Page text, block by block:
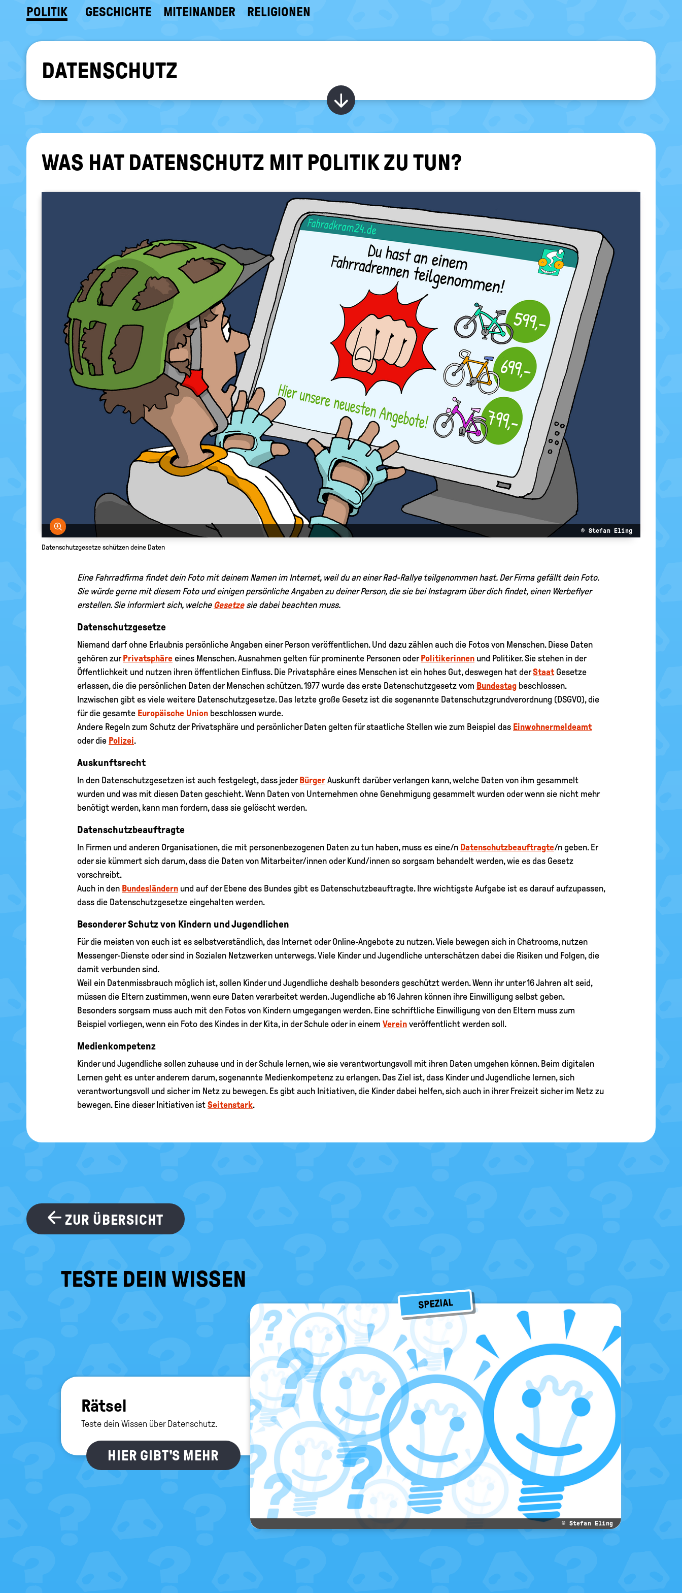
POLITIK GESCHICHTE MITEINANDER RELIGIONEN
DATENSCHUTZ
Kapitel ein-/ ausblenden
WAS HAT DA­TEN­SCHUTZ MIT PO­LI­TIK ZU TUN?
Bild vergrößern
© Stefan Eling
Datenschutzgesetze schützen deine Daten
Eine Fahrradfirma findet dein Foto mit deinem Namen im Internet, weil du an einer Rad-Rallye teilgenommen hast. Der Firma gefällt dein Foto.
Sie würde gerne mit diesem Foto und einigen persönliche Angaben zu deiner Person, die sie bei Instagram über dich findet, einen Werbeflyer
erstellen. Sie informiert sich, welche Gesetzesie dabei beachten muss.
Datenschutzgesetze
Niemand darf ohne Erlaubnis persönliche Angaben einer Person veröffentlichen. Und dazu zählen auch die Fotos von Menschen. Diese Daten
gehören zurPrivatsphäre eines Menschen. Ausnahmen gelten für prominente Personen oderPolitikerinnen und Politiker. Sie stehen in der
Öffentlichkeit und nutzen ihren öffentlichen Einfluss. Die Privatsphäre eines Menschen ist ein hohes Gut, deswegen hat derStaatGesetze
erlassen, die die persönlichen Daten der Menschen schützen. 1977 wurde das erste Datenschutzgesetz vom Bundestag beschlossen.
Inzwischen gibt es viele weitere Datenschutzgesetze. Das letzte große Gesetz ist die sogenannte Datenschutzgrundverordnung (DSGVO), die
für die gesamte Europäische Union beschlossen wurde.
Andere Regeln zum Schutz der Privatsphäre und persönlicher Daten gelten für staatliche Stellen wie zum Beispiel das Einwohnermeldeamt
oder die Polizei.
Auskunftsrecht
In den Datenschutzgesetzen ist auch festgelegt, dass jederBürger Auskunft darüber verlangen kann, welche Daten von ihm gesammelt
wurden und was mit diesen Daten geschieht. Wenn Daten von Unternehmen ohne Genehmigung gesammelt wurden oder wenn sie nicht mehr
benötigt werden, kann man fordern, dass sie gelöscht werden.
Datenschutzbeauftragte
In Firmen und anderen Organisationen, die mit personenbezogenen Daten zu tun haben, muss es eine/n Datenschutzbeauftragte/n geben. Er
oder sie kümmert sich darum, dass die Daten von Mitarbeiter/innen oder Kund/innen so sorgsam behandelt werden, wie es das Gesetz
vorschreibt.
Auch in den Bundesländern und auf der Ebene des Bundes gibt es Datenschutzbeauftragte. Ihre wichtigste Aufgabe ist es darauf aufzupassen,
dass die Datenschutzgesetze eingehalten werden.
Besonderer Schutz von Kindern und Jugendlichen
Für die meisten von euch ist es selbstverständlich, das Internet oder Online-Angebote zu nutzen. Viele bewegen sich in Chatrooms, nutzen
Messenger-Dienste oder sind in Sozialen Netzwerken unterwegs. Viele Kinder und Jugendliche unterschätzen dabei die Risiken und Folgen, die
damit verbunden sind.
Weil ein Datenmissbrauch möglich ist, sollen Kinder und Jugendliche deshalb besonders geschützt werden. Wenn ihr unter 16 Jahren alt seid,
müssen die Eltern zustimmen, wenn eure Daten verarbeitet werden. Jugendliche ab 16 Jahren können ihre Einwilligung selbst geben.
Besonders sorgsam muss auch mit den Fotos von Kindern umgegangen werden. Eine schriftliche Einwilligung von den Eltern muss zum
Beispiel vorliegen, wenn ein Foto des Kindes in der Kita, in der Schule oder in einem Verein veröffentlicht werden soll.
Medienkompetenz
Kinder und Jugendliche sollen zuhause und in der Schule lernen, wie sie verantwortungsvoll mit ihren Daten umgehen können. Beim digitalen
Lernen geht es unter anderem darum, sogenannte Medienkompetenz zu erlangen. Das Ziel ist, dass Kinder und Jugendliche lernen, sich
verantwortungsvoll und sicher im Netz zu bewegen. Es gibt auch Initiativen, die Kinder dabei helfen, sich auch in ihrer Freizeit sicher im Netz zu
bewegen. Eine dieser Initiativen ist Seitenstark.
ZUR ÜBERSICHT
TESTE DEIN WISSEN
SPEZIAL
© Stefan Eling
Rät­sel
Teste dein Wissen über Datenschutz.
HIER GIBT'S MEHR